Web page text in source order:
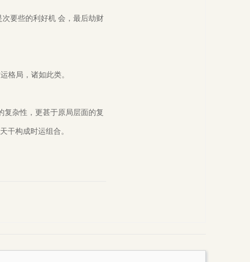
要些的利好机 会，最后劫财
格局，诸如此类。
复杂性，更甚于原局层面的复
干构成时运组合。